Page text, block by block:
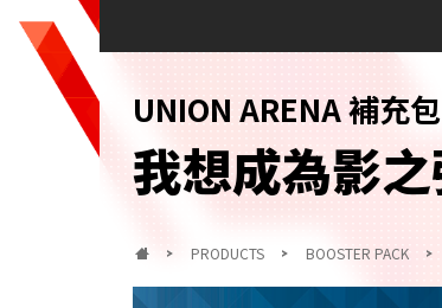
UNION ARENA 補充包
我想成為影之
PRODUCTS BOOSTER PACK